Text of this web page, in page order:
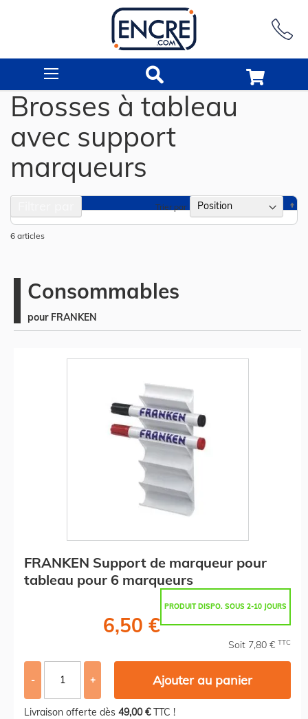
Brosses à tableau
avec support
marqueurs
6 articles
Trier par
Consommables
pour FRANKEN
FRANKEN Support de marqueur pour
tableau pour 6 marqueurs
PRODUIT DISPO. SOUS 2-10 JOURS
6,50 €
Soit 7,80 € TTC
- + Ajouter au panier
Livraison offerte dès 49,00 €TTC !